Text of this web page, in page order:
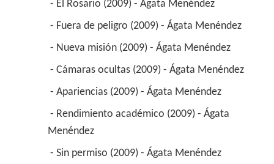
- El Rosario (2009) - Ágata Menéndez
- Fuera de peligro (2009) - Ágata Menéndez
- Nueva misión (2009) - Ágata Menéndez
- Cámaras ocultas (2009) - Ágata Menéndez
- Apariencias (2009) - Ágata Menéndez
Menéndez
- Sin permiso (2009) - Ágata Menéndez